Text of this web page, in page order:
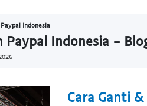
Indonesia
Paypal Indonesia -
Cara Ganti